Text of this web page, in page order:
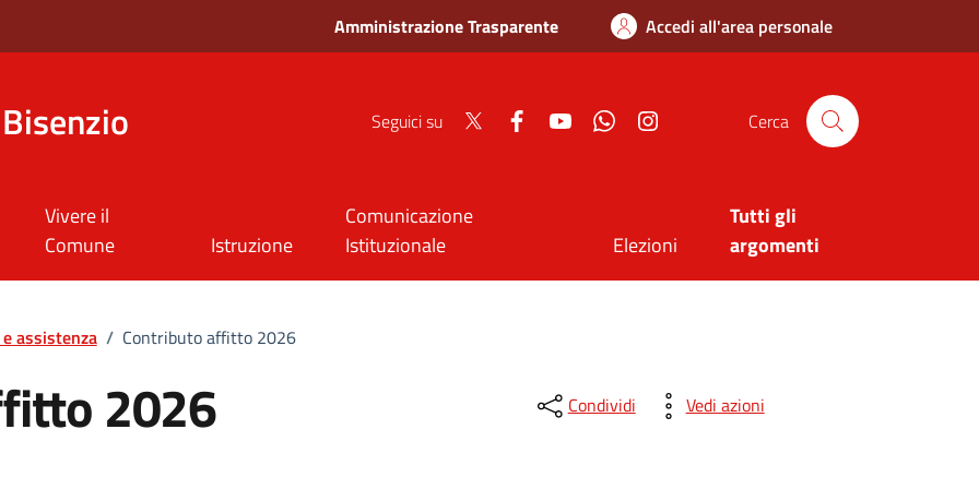
Amministrazione Trasparente Accedi all'area personale
Seguici su Twitter FacebookYoutube Whatsapp Cerca
Vivere il
Comune
Istruzione
Comunicazione
Istituzionale
Elezioni
Tutti gli
argomenti
assistenza / Contributo affitto 2026
2026 Condividi Vedi azioni